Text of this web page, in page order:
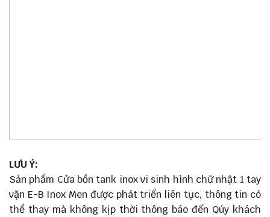
LƯU Ý:
Sản phẩm Cửa bồn tank inox vi sinh hình chữ nhật 1 tay
vặn E-B Inox Men được phát triển liên tục, thông tin có
thể thay mà không kịp thời thông báo đến Qúy khách